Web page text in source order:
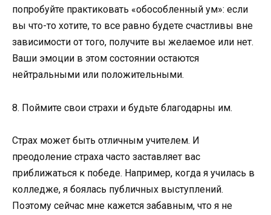
попробуйте практиковать «обособленный ум»: если
вы что-то хотите, то все равно будете счастливы вне
зависимости от того, получите вы желаемое или нет.
Ваши эмоции в этом состоянии остаются
нейтральными или положительными.
8. Поймите свои страхи и будьте благодарны им.
Страх может быть отличным учителем. И
преодоление страха часто заставляет вас
приближаться к победе. Например, когда я училась в
колледже, я боялась публичных выступлений.
Поэтому сейчас мне кажется забавным, что я не